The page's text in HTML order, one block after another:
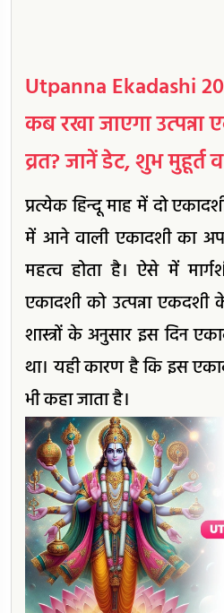
Utpanna Ekadashi
कब रखा जाएगा उत्पन्ना
व्रत? जानें डेट, शुभ मुहूर्त
प्रत्येक हिन्दू माह में दो
में आने वाली एकादशी का
महत्व होता है। ऐसे में
एकादशी को उत्पन्ना एकदशी
शास्त्रों के अनुसार इस दिन
था। यही कारण है कि इस
भी कहा जाता है।